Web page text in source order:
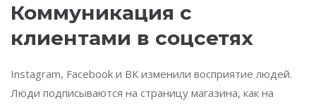
Коммуникация с
клиентами в соцсетях
Instagram, Facebook и ВК изменили восприятие людей.
Люди подписываются на страницу магазина, как на